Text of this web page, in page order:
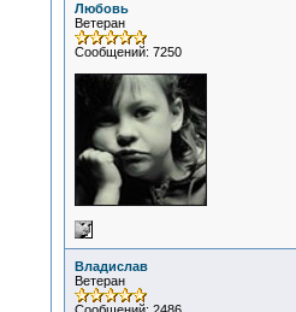
Любовь
Ветеран
Сообщений: 7250
Владислав
Ветеран